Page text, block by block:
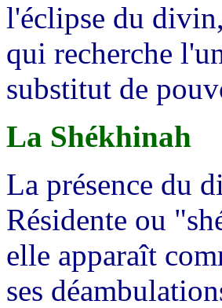
l'éclipse du
qui recherche
substitut de
La Shékhinah
La présence du
Résidente ou
elle apparaît
ses